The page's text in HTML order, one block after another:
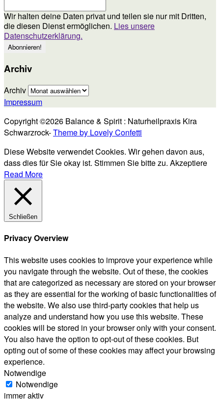
Wir halten deine Daten privat und teilen sie nur mit Dritten,
die diesen Dienst ermöglichen. Lies unsere
Datenschutzerklärung.
Archiv
Archiv
Impressum
Copyright ©2026 Balance & Spirit : Naturheilpraxis Kira
Schwarzrock-Theme by Lovely Confetti
Diese Website verwendet Cookies. Wir gehen davon aus,
dass dies für Sie okay ist. Stimmen Sie bitte zu. Akzeptiere
Read More
Schließen
Privacy Overview
This website uses cookies to improve your experience while
you navigate through the website. Out of these, the cookies
that are categorized as necessary are stored on your browser
as they are essential for the working of basic functionalities of
the website. We also use third-party cookies that help us
analyze and understand how you use this website. These
cookies will be stored in your browser only with your consent.
You also have the option to opt-out of these cookies. But
opting out of some of these cookies may affect your browsing
experience.
Notwendige
Notwendige
immer aktiv